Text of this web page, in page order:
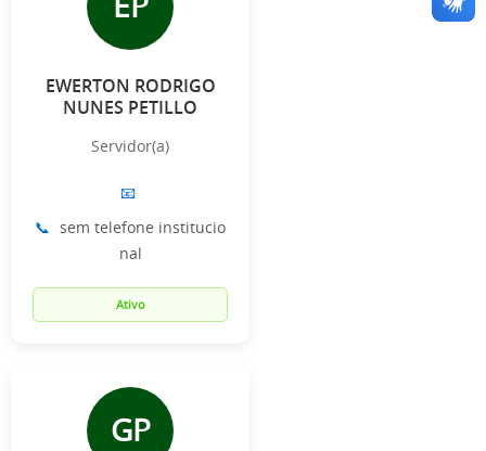
EWERTON RODRIGO
NUNES PETILLO
Servidor(a)
📧
📞 sem telefone institucio
nal
Ativo
GP